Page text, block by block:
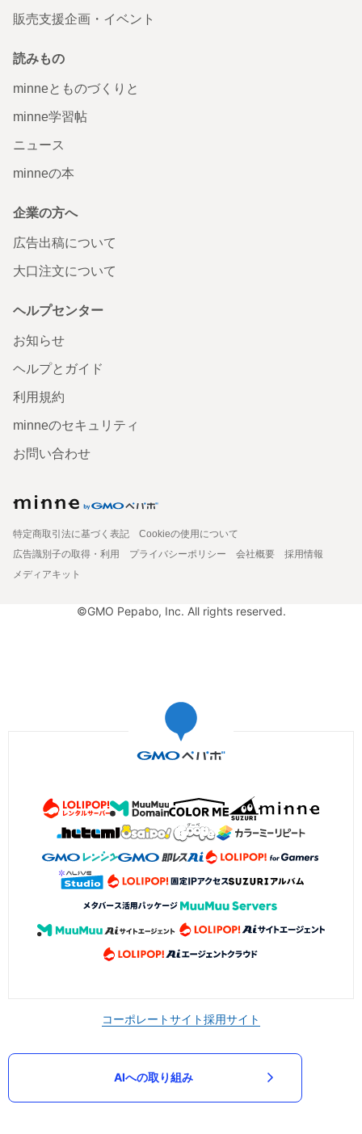
販売支援企画・イベント
読みもの
minneとものづくりと
minne学習帖
ニュース
minneの本
企業の方へ
広告出稿について
大口注文について
ヘルプセンター
お知らせ
ヘルプとガイド
利用規約
minneのセキュリティ
お問い合わせ
特定商取引法に基づく表記
Cookieの使用について
広告識別子の取得・利用
プライバシーポリシー 会社概要
採用情報
メディアキット
©GMO Pepabo, Inc. All rights reserved.
コーポレートサイト採用サイト
AIへの取り組み